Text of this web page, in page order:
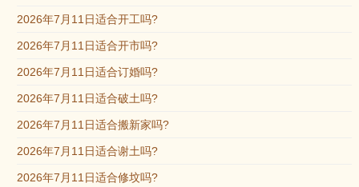
2026年7月11日适合开工吗?
2026年7月11日适合开市吗?
2026年7月11日适合订婚吗?
2026年7月11日适合破土吗?
2026年7月11日适合搬新家吗?
2026年7月11日适合谢土吗?
2026年7月11日适合修坟吗?